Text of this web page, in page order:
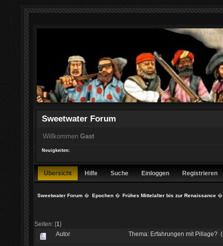
Sweetwater Forum
Willkommen Gast
Neuigkeiten:
Übersicht Hilfe Suche Einloggen Registrieren
Sweetwater Forum � Epochen� Frühes Mittelalter bis zur Renaissance�
Seiten: [1]
Autor Thema: Erfahrungen mit Pillage?